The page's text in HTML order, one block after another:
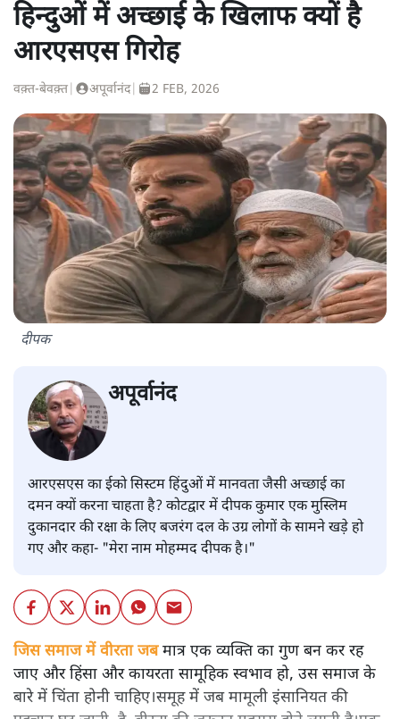
हिन्दुओं में अच्छाई के खिलाफ क्यों है
आरएसएस गिरोह
वक़्त-बेवक़्त अपूर्वानंद| 2 FEB, 2026
दीपक
अपूर्वानंद
आरएसएस का ईको सिस्टम हिंदुओं में मानवता जैसी अच्छाई का
दमन क्यों करना चाहता है? कोटद्वार में दीपक कुमार एक मुस्लिम
दुकानदार की रक्षा के लिए बजरंग दल के उग्र लोगों के सामने खड़े हो
गए और कहा- "मेरा नाम मोहम्मद दीपक है।"
जिस समाज में वीरता जबमात्र एक व्यक्ति का गुण बन कर रह
जाए और हिंसा और कायरता सामूहिक स्वभाव हो, उस समाज के
बारे में चिंता होनी चाहिए।समूह में जब मामूली इंसानियत की